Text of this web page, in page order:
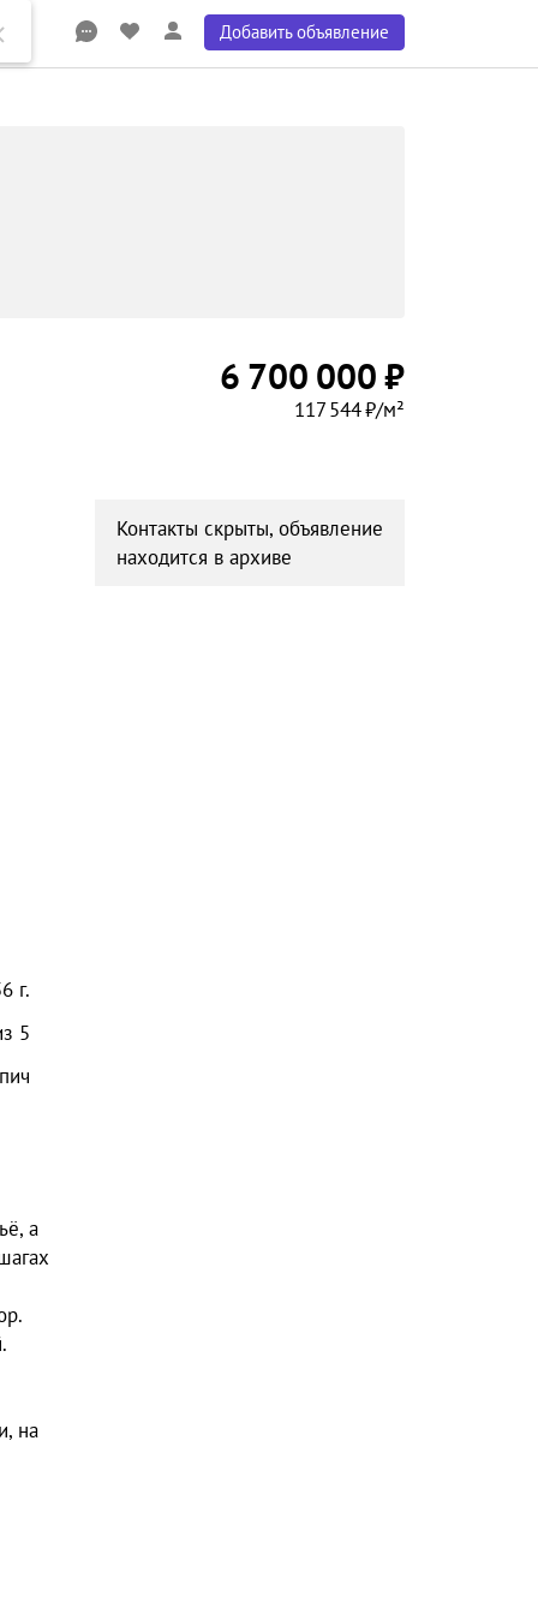
Добавить объявление
6 700 000 ₽
117 544 ₽/м²
г.
5
а
на
Контакты скрыты, объявление
находится в архиве